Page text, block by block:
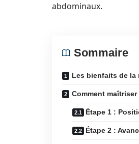
abdominaux.
Sommaire
Les bienfaits de la
Comment
Étape 1 :
Étape 2 :